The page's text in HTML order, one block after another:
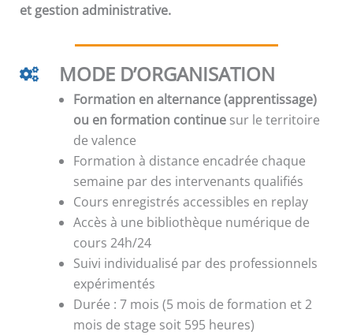
et gestion administrative.
MODE D’ORGANISATION
Formation en alternance (apprentissage)
ou en formation continue sur le territoire
de valence
Formation à distance encadrée chaque
semaine par des intervenants qualifiés
Cours enregistrés accessibles en replay
Accès à une bibliothèque numérique de
cours 24h/24
Suivi individualisé par des professionnels
expérimentés
Durée : 7 mois (5 mois de formation et 2
mois de stage soit 595 heures)